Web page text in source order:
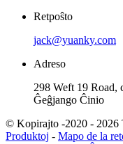
Retpoŝto
jack@yuanky.com
Adreso
298 Weft 19 Road,
Ĝeĝjango Ĉinio
© Kopirajto -2020 - 2026
Produktoj - Mapo de la